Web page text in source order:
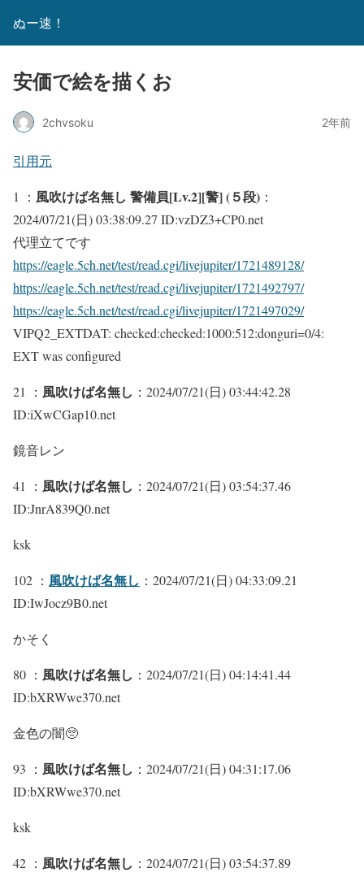
ぬー速！
安価で絵を描くお
2chvsoku 2年前
引用元
1 ： 風吹けば名無し 警備員[Lv.2][警] (５段) ：
2024/07/21(日) 03:38:09.27 ID:vzDZ3+CP0.net
代理立てです
https://eagle.5ch.net/test/read.cgi/livejupiter/1721489128/
https://eagle.5ch.net/test/read.cgi/livejupiter/1721492797/
https://eagle.5ch.net/test/read.cgi/livejupiter/1721497029/
VIPQ2_EXTDAT: checked:checked:1000:512:donguri=0/4:
EXT was configured
21 ： 風吹けば名無し ：2024/07/21(日) 03:44:42.28
ID:iXwCGap10.net
鏡音レン
41 ： 風吹けば名無し ：2024/07/21(日) 03:54:37.46
ID:JnrA839Q0.net
ksk
102 ： 風吹けば名無し ：2024/07/21(日) 04:33:09.21
ID:IwJocz9B0.net
かそく
80 ： 風吹けば名無し ：2024/07/21(日) 04:14:41.44
ID:bXRWwe370.net
金色の闇🥺
93 ： 風吹けば名無し ：2024/07/21(日) 04:31:17.06
ID:bXRWwe370.net
ksk
42 ： 風吹けば名無し ：2024/07/21(日) 03:54:37.89